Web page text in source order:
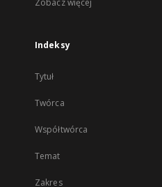
Zobacz więcej
Indeksy
Tytuł
Twórca
Współtwórca
Temat
Zakres